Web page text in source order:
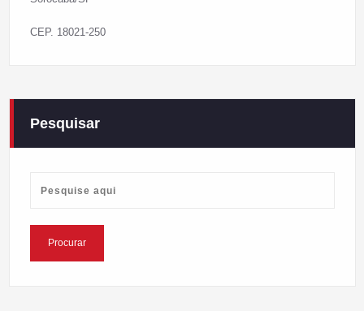
CEP. 18021-250
Pesquisar